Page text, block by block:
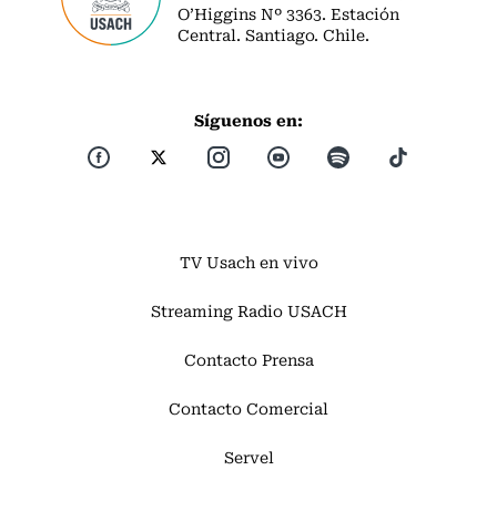
O’Higgins Nº 3363. Estación
Central. Santiago. Chile.
Síguenos en:
TV Usach en vivo
Streaming Radio USACH
Contacto Prensa
Contacto Comercial
Servel